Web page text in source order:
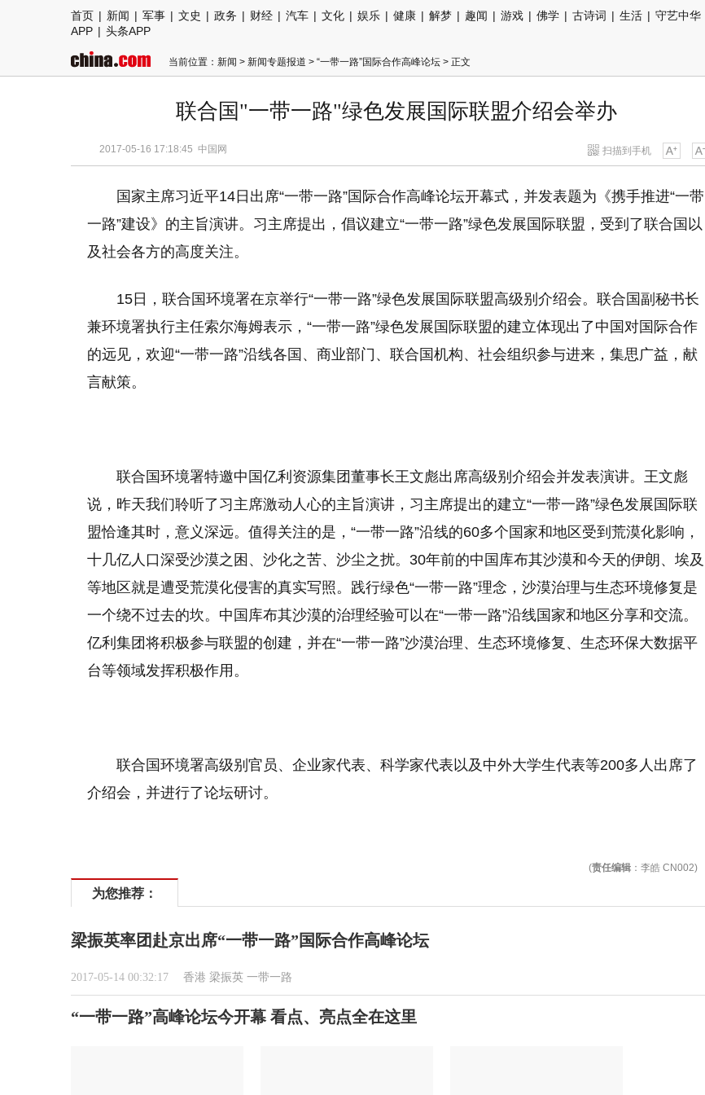
首页 | 新闻 | 军事 | 文史 | 政务 | 财经 | 汽车 | 文化 | 娱乐 | 健康 | 解梦 | 趣闻 | 游戏 | 佛学 | 古诗词 | 生活 | 守艺中华
APP | 头条APP
当前位置： 新闻 > 新闻专题报道 > “一带一路”国际合作高峰论坛 > 正文
联合国"一带一路"绿色发展国际联盟介绍会举办
扫描到手机
2017-05-16 17:18:45 中国网
国家主席习近平14日出席“一带一路”国际合作高峰论坛开幕式，并发表题为《携手推进“一带
一路”建设》的主旨演讲。习主席提出，倡议建立“一带一路”绿色发展国际联盟，受到了联合国以
及社会各方的高度关注。
15日，联合国环境署在京举行“一带一路”绿色发展国际联盟高级别介绍会。联合国副秘书长
兼环境署执行主任索尔海姆表示，“一带一路”绿色发展国际联盟的建立体现出了中国对国际合作
的远见，欢迎“一带一路”沿线各国、商业部门、联合国机构、社会组织参与进来，集思广益，献
言献策。
联合国环境署特邀中国亿利资源集团董事长王文彪出席高级别介绍会并发表演讲。王文彪
说，昨天我们聆听了习主席激动人心的主旨演讲，习主席提出的建立“一带一路”绿色发展国际联
盟恰逢其时，意义深远。值得关注的是，“一带一路”沿线的60多个国家和地区受到荒漠化影响，
十几亿人口深受沙漠之困、沙化之苦、沙尘之扰。30年前的中国库布其沙漠和今天的伊朗、埃及
等地区就是遭受荒漠化侵害的真实写照。践行绿色“一带一路”理念，沙漠治理与生态环境修复是
一个绕不过去的坎。中国库布其沙漠的治理经验可以在“一带一路”沿线国家和地区分享和交流。
亿利集团将积极参与联盟的创建，并在“一带一路”沙漠治理、生态环境修复、生态环保大数据平
台等领域发挥积极作用。
联合国环境署高级别官员、企业家代表、科学家代表以及中外大学生代表等200多人出席了
介绍会，并进行了论坛研讨。
(责任编辑 ：李皓 CN002)
为您推荐：
梁振英率团赴京出席“一带一路”国际合作高峰论坛
2017-05-14 00:32:17 香港 梁振英 一带一路
“一带一路”高峰论坛今开幕 看点、亮点全在这里